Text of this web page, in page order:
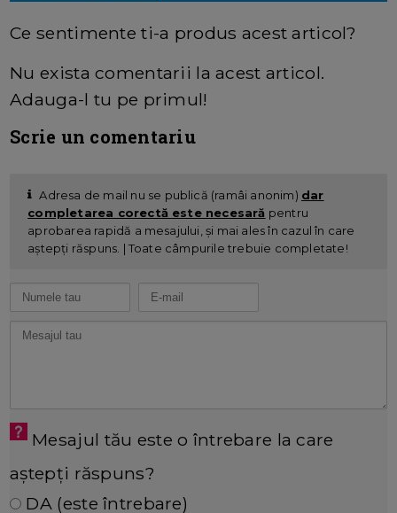
Ce sentimente ti-a produs acest articol?
Nu exista comentarii la acest articol.
Adauga-l tu pe primul!
Scrie un comentariu
Adresa de mail nu se publică (ramâi anonim) dar
completarea corectă este necesară pentru
aprobarea rapidă a mesajului, și mai ales în cazul în care
aștepți răspuns. | Toate câmpurile trebuie completate!
Mesajul tău este o întrebare la care
aștepți răspuns?
DA (este întrebare)